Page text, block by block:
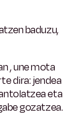
baduzu,
, une mota
dira: jendea
eta
gozatzea.